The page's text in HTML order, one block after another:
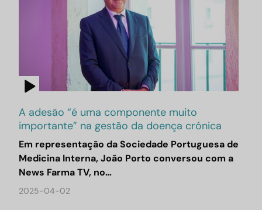
A adesão “é uma componente muito
importante” na gestão da doença crónica
Em representação da Sociedade Portuguesa de
Medicina Interna, João Porto conversou com a
News Farma TV, no…
2025-04-02